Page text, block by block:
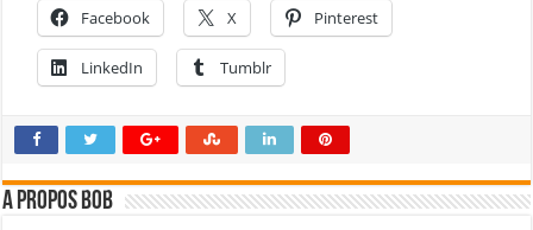
Facebook X Pinterest
LinkedIn Tumblr
A propos bOb